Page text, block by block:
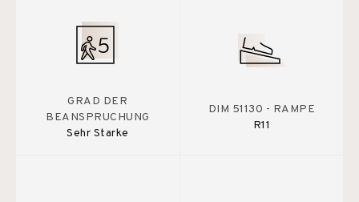
GRAD DER
BEANSPRUCHUNG
Sehr Starke
DIM 51130 - RAMPE
R11